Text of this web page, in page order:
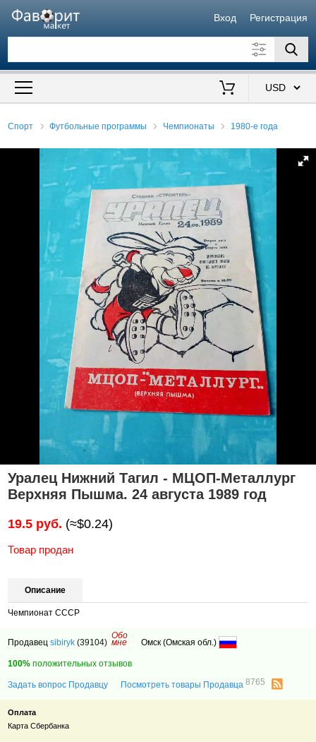
Вход Регистрация
Искать также в описании
Спорт Футбольные программы Чемпионаты 1980-е года
Уралец Нижний Тагил - МЦОП-Металлург
Верхняя Пышма. 24 августа 1989 год
19.5 руб. (≈$0.24)
Товар продан
Описание
Чемпионат СССР
Продавецsibiryk (39104)
Обо
мне Омск (Омская обл.)
100% положительных отзывов
Задать вопрос Продавцу Посмотреть товары Продавца8765
Оплата
Карта Сбербанка